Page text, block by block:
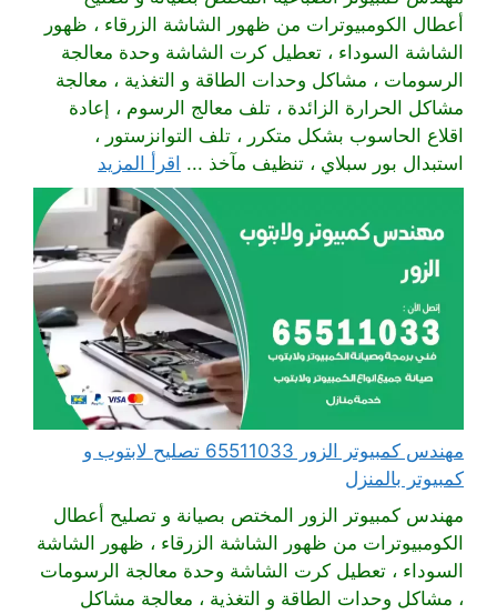
أعطال الكومبيوترات من ظهور الشاشة الزرقاء ، ظهور
الشاشة السوداء ، تعطيل كرت الشاشة وحدة معالجة
الرسومات ، مشاكل وحدات الطاقة و التغذية ، معالجة
مشاكل الحرارة الزائدة ، تلف معالج الرسوم ، إعادة
اقلاع الحاسوب بشكل متكرر ، تلف التوانزستور ،
استبدال بور سبلاي ، تنظيف مآخذ ... اقرأ المزيد
مهندس كمبيوتر الزور 65511033 تصليح لابتوب و
كمبيوتر بالمنزل
مهندس كمبيوتر الزور المختص بصيانة و تصليح أعطال
الكومبيوترات من ظهور الشاشة الزرقاء ، ظهور الشاشة
السوداء ، تعطيل كرت الشاشة وحدة معالجة الرسومات
، مشاكل وحدات الطاقة و التغذية ، معالجة مشاكل